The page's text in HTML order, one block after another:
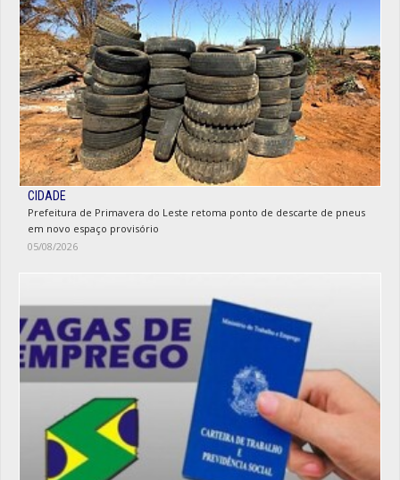
CIDADE
Prefeitura de Primavera do Leste retoma ponto de descarte de pneus
em novo espaço provisório
05/08/2026